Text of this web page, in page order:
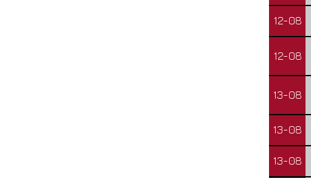
12-08
12-08
13-08
13-08
13-08